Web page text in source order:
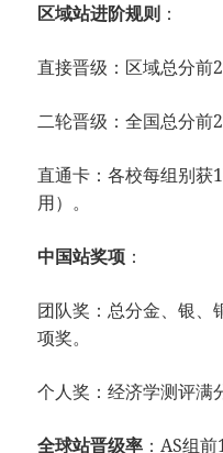
​区域站进阶规则​ ​：
直接晋级：区域总分前
二轮晋级：全国总分前
直通卡：各校每组别获
用）。
​中国站奖项​ ​：
团队奖：总分金、银、
项奖。
个人奖：经济学测评满
​全球站晋级率​ ：AS组